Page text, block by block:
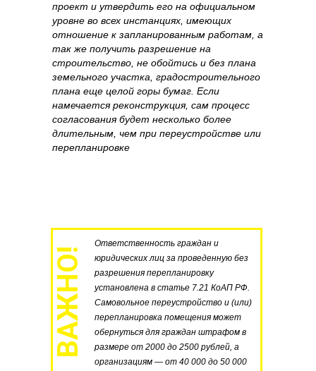
проект и утвердить его на официальном
уровне во всех инстанциях, имеющих
отношение к запланированным работам, а
так же получить разрешение на
строительство, не обойтись и без плана
земельного участка, градостроительного
плана еще целой горы бумаг. Если
намечается реконструкция, сам процесс
согласования будет несколько более
длительным, чем при переустройстве или
перепланировке
Ответственность граждан и
юридических лиц за проведенную без
разрешения перепланировку
установлена в статье 7.21 КоАП РФ.
Самовольное переустройство и (или)
перепланировка помещения может
обернуться для граждан штрафом в
размере от 2000 до 2500 рублей, а
организациям — от 40 000 до 50 000
ВАЖНО!